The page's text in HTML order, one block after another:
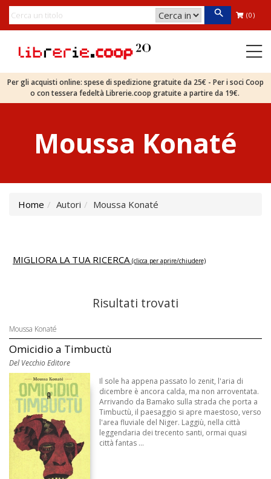
(0)
Per gli acquisti online: spese di spedizione gratuite da 25€ - Per i soci Coop
o con tessera fedeltà Librerie.coop gratuite a partire da 19€.
Moussa Konaté
Home Autori Moussa Konaté
MIGLIORA LA TUA RICERCA (clicca per aprire/chiudere)
Risultati trovati
Moussa Konaté
Omicidio a Timbuctù
Del Vecchio Editore
Il sole ha appena passato lo zenit, l'aria di
dicembre è ancora calda, ma non arroventata.
Arrivando da Bamako sulla strada che porta a
Timbuctù, il paesaggio si apre maestoso, verso
l'area fluviale del Niger. Laggiù, nella città
leggendaria dei trecento santi, ormai quasi
città fantas ...